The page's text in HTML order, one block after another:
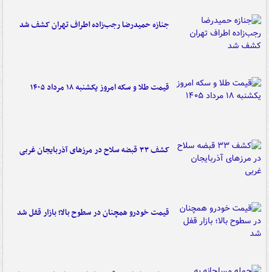
جنازه حمیدرضا رجب‌زاده اطراف تهران کشف شد
قیمت طلا و سکه امروز یکشنبه ۱۸ مرداد ۱۴۰۵
کشف ۳۳ قبضه سلاح در مرزهای آذربایجان غربی
قیمت خودرو همچنان در سطوح بالا؛ بازار قفل شد